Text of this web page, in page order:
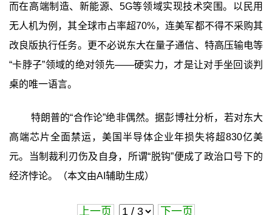
而在高端制造、新能源、5G等领域实现技术突围。以民用
无人机为例，其全球市占率超70%，连美军都不得不采购其
改良版执行任务。更不必说东大在量子通信、特高压输电等
“卡脖子”领域的绝对领先——硬实力，才是让对手坐回谈判
桌的唯一语言。
特朗普的“合作论”绝非偶然。据彭博社分析，若对东大
高端芯片全面禁运，美国半导体企业年损失将超830亿美
元。当制裁利刃伤及自身，所谓“脱钩”便成了政治口号下的
经济悖论。（本文由AI辅助生成）
上一页 下一页